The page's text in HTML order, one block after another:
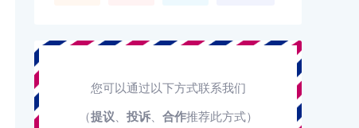
您可以通过以下方式联系我们
（提议 投诉、 合作推荐此方式）